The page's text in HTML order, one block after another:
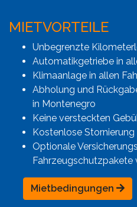
MIETVORTEILE
Unbegrenzte
Automatikgetriebe in
Klimaanlage in allen
Abholung und
in Montenegro
Keine versteckten
Kostenlose Stornierung
Optionale
Fahrzeugschutzpakete
Mietbedingungen